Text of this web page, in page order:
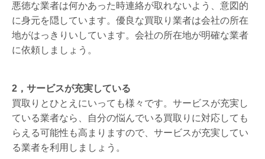
悪徳な業者は何かあった時連絡が取れないよう、意図的
に身元を隠しています。優良な買取り業者は会社の所在
地がはっきりいしています。会社の所在地が明確な業者
に依頼しましょう。
2，サービスが充実している
買取りとひとえにいっても様々です。サービスが充実し
ている業者なら、自分の悩んでいる買取りに対応しても
らえる可能性も高まりますので、サービスが充実してい
る業者を利用しましょう。